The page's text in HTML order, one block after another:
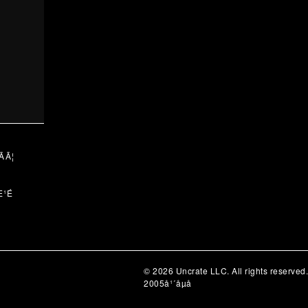
© 2026 Uncrate LLC. All rights reserved.
2005å¹´åµå